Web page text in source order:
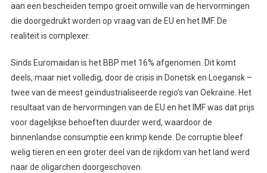
aan een bescheiden tempo groeit omwille van de hervormingen
die doorgedrukt worden op vraag van de EU en het IMF. De
realiteit is complexer.
Sinds Euromaidan is het BBP met 16% afgenomen. Dit komt
deels, maar niet volledig, door de crisis in Donetsk en Loegansk –
twee van de meest geïndustrialiseerde regio’s van Oekraïne. Het
resultaat van de hervormingen van de EU en het IMF was dat prijs
voor dagelijkse behoeften duurder werd, waardoor de
binnenlandse consumptie een krimp kende. De corruptie bleef
welig tieren en een groter deel van de rijkdom van het land werd
naar de oligarchen doorgeschoven.